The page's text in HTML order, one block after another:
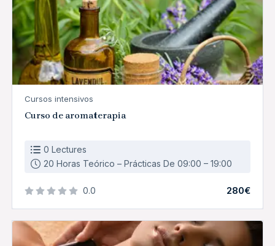
Cursos intensivos
Curso de aromaterapia
0 Lectures
20 Horas Teórico – Prácticas De 09:00 – 19:00
0.0 280€